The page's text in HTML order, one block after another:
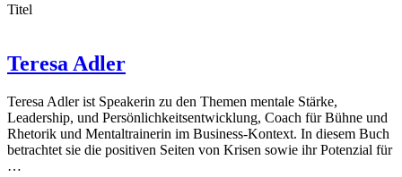
Titel
Teresa Adler
Teresa Adler ist Speakerin zu den Themen mentale Stärke,
Leadership, und Persönlichkeitsentwicklung, Coach für Bühne und
Rhetorik und Mentaltrainerin im Business-Kontext. In diesem Buch
betrachtet sie die positiven Seiten von Krisen sowie ihr Potenzial für
…